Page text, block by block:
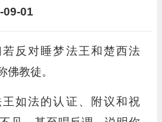
01
反对睡梦法王和楚西法
佛教徒。
如法的认证、附议和祝